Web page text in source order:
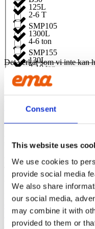
Consent
This website uses
We use cookies to
provide social media
We also share
our social media,
may combine it with
provided to them or
SMP105
SMP155
125L
1300L
130L
1350L
1400L
145L
150L
2-6 T
4-6 ton
7-10 ton
10- 14 ton
10-18 T
12- 18 ton
14-18 ton
Det verkar som vi inte kan
KINNA
51156 Kinna
OM OSS
slumpen och drivs av våra
KONTAKTA OSS
020-55 60 00
E-post:
EMA
Policys
Hållbarhet